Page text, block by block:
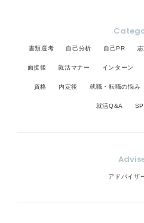
書類選考 自己分析 自己PR
面接後 就活マナー インターン
資格 内定後 就職・転職の悩み
就活Q&A
アドバイザ